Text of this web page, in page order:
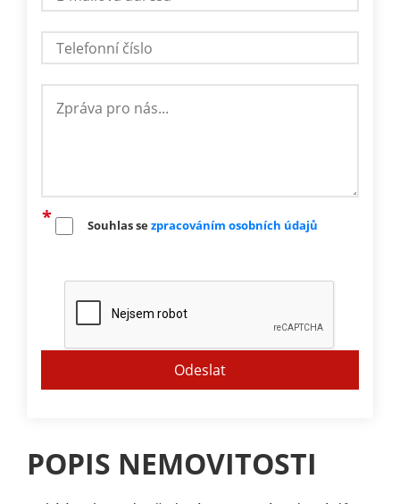
Souhlas se zpracováním osobních údajů
POPIS NEMOVITOSTI